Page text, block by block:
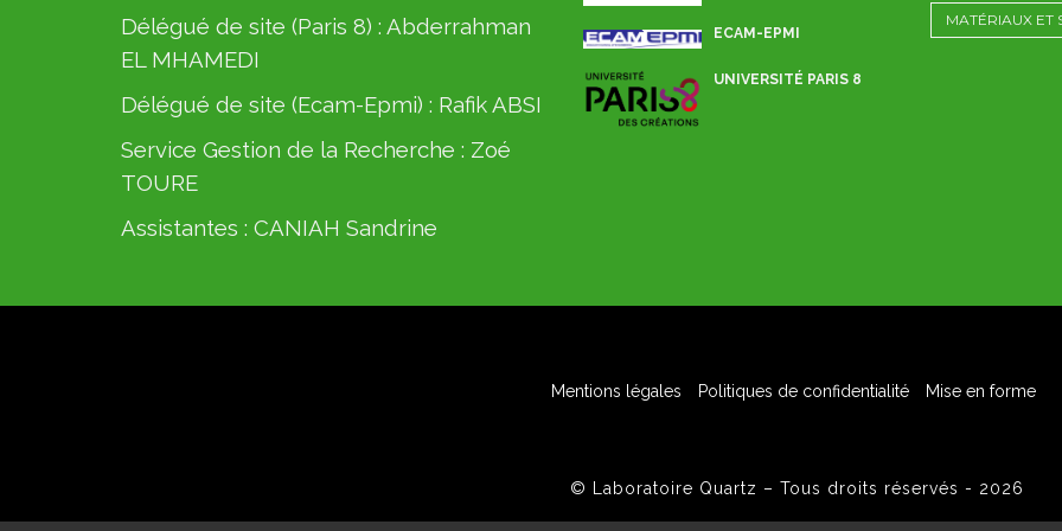
Délégué de site (Paris 8) : Abderrahman
EL MHAMEDI
Délégué de site (Ecam-Epmi) : Rafik ABSI
Service Gestion de la Recherche : Zoé
TOURE
Assistantes : CANIAH Sandrine
ECAM-EPMI
UNIVERSITÉ PARIS 8
MATÉRIAUX ET
Mentions légales Politiques de confidentialité Mise en forme
© Laboratoire Quartz – Tous droits réservés - 2026